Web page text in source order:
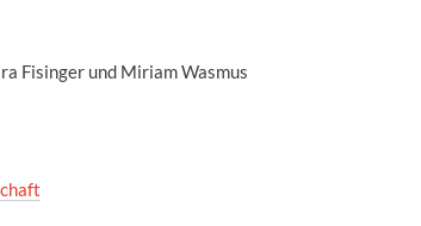
Fisinger und Miriam Wasmus